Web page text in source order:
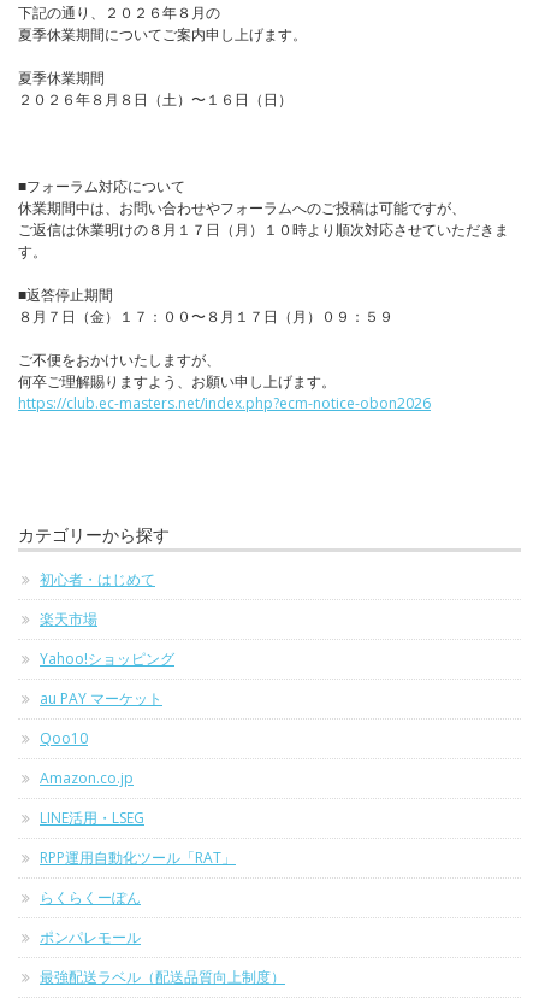
下記の通り、２０２６年８月の
夏季休業期間についてご案内申し上げます。
夏季休業期間
２０２６年８月８日（土）〜１６日（日）
■フォーラム対応について
休業期間中は、お問い合わせやフォーラムへのご投稿は可能ですが、
ご返信は休業明けの８月１７日（月）１０時より順次対応させていただきま
す。
■返答停止期間
８月７日（金）１７：００〜８月１７日（月）０９：５９
ご不便をおかけいたしますが、
何卒ご理解賜りますよう、お願い申し上げます。
https://club.ec-masters.net/index.php?ecm-notice-obon2026
カテゴリーから探す
初心者・はじめて
楽天市場
Yahoo!ショッピング
au PAY マーケット
Qoo10
Amazon.co.jp
LINE活用・LSEG
RPP運用自動化ツール「RAT」
らくらくーぽん
ポンパレモール
最強配送ラベル（配送品質向上制度）